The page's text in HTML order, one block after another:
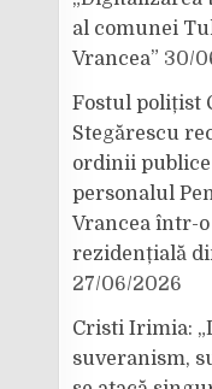
al comunei
Vrancea” 30/
Fostul polițist
Stegărescu
ordinii publice
personalul
Vrancea într-
rezidențială
27/06/2026
Cristi Irimia:
suveranism,